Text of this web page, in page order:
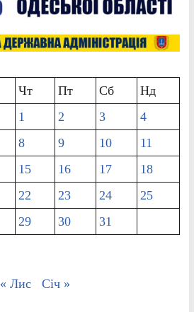
Чт Пт Сб
Нд
1
2 3
4
8 9 10
11
15 16 17
18
22 23 24
25
29 30 31
« Лис Січ »